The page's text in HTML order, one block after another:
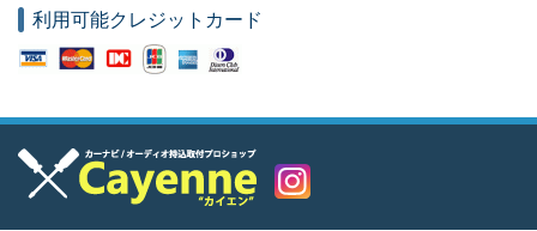
利用可能クレジットカード